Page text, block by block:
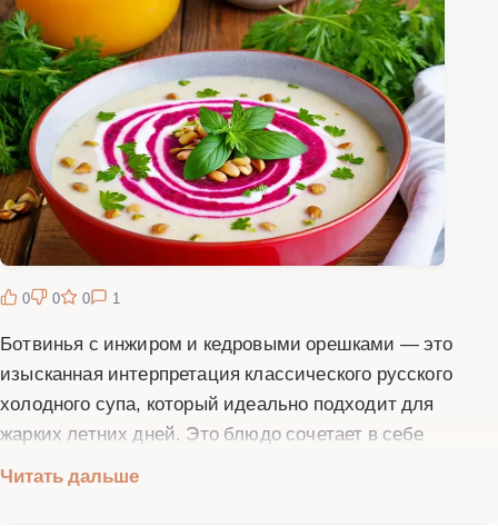
0 0 0 1
Ботвинья с инжиром и кедровыми орешками — это
изысканная интерпретация классического русского
холодного супа, который идеально подходит для
жарких летних дней. Это блюдо сочетает в себе
гастрономическими тенденциями, создавая
Читать дальше